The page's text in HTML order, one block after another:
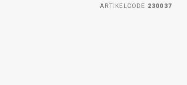
ARTIKELCODE 230037